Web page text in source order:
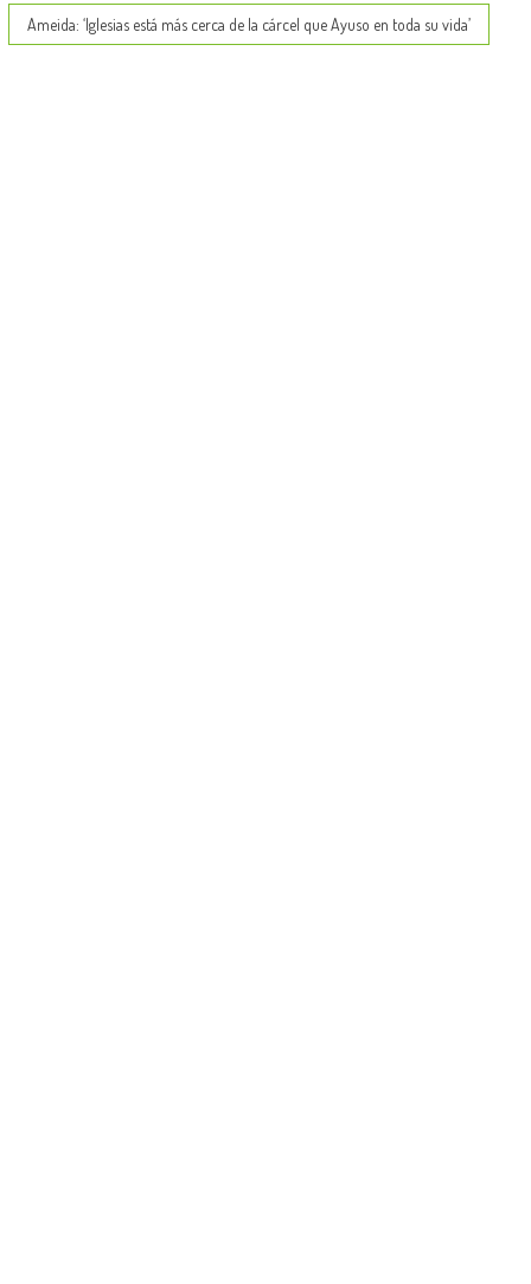
Ameida: ‘Iglesias está más cerca de la cárcel que Ayuso en toda su vida’